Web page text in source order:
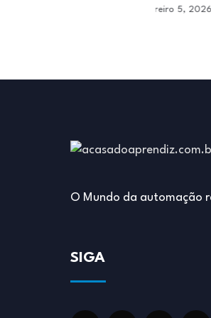
O Mundo da automação
SIGA